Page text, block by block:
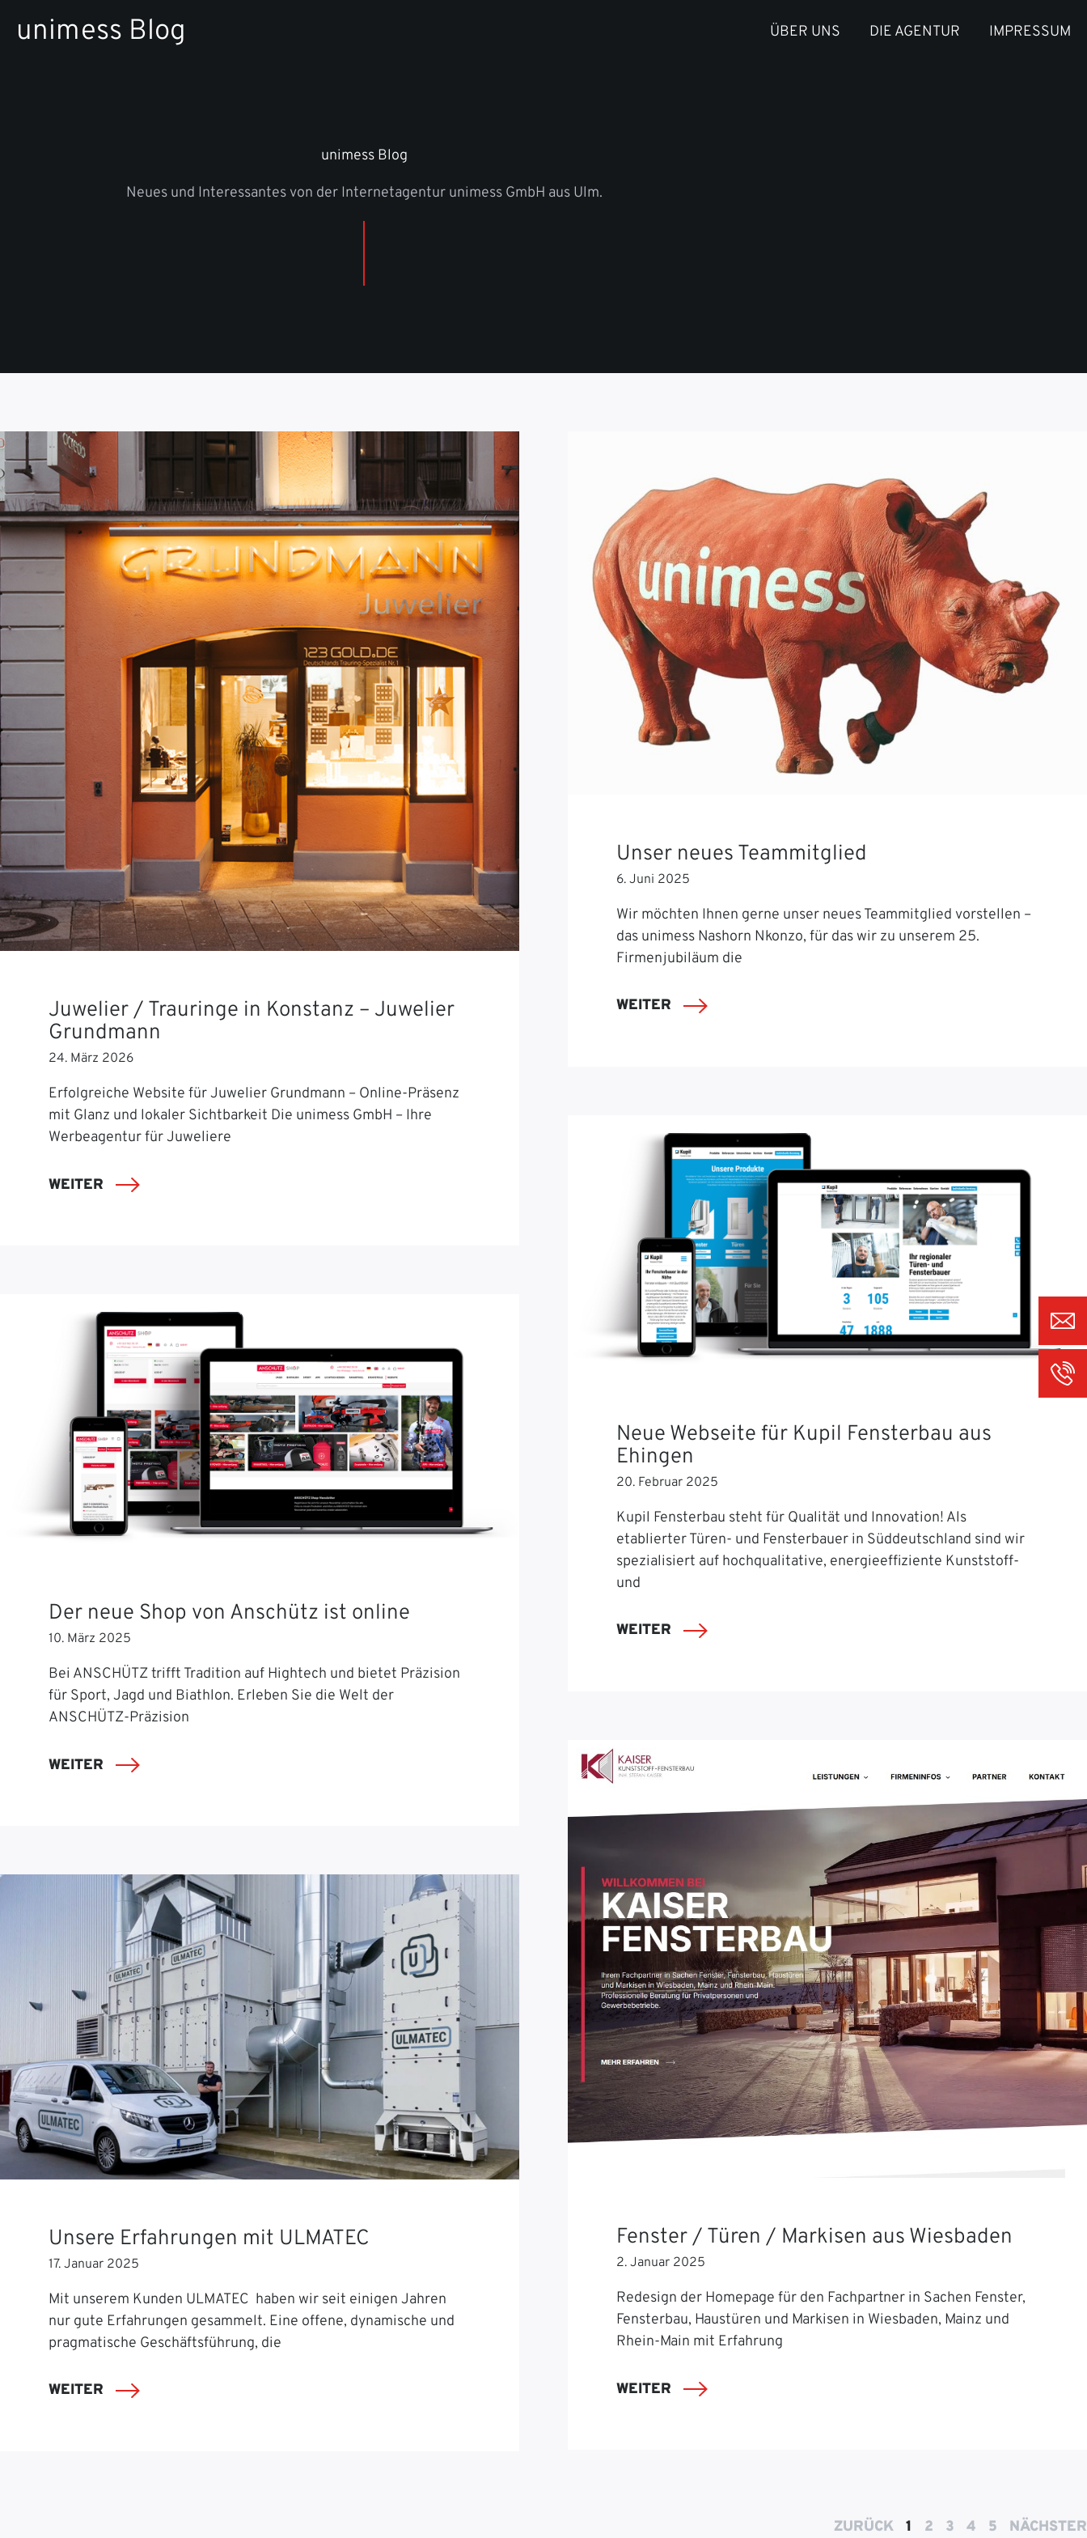
Inhaltunimess Blog ÜBER UNS DIE AGENTUR IMPRESSUM
unimess Blog
Neues und Interessantes von der Internetagentur unimess GmbH aus Ulm.
Juwelier / Trauringe in Konstanz – Juwelier
Grundmann
24. März 2026
Erfolgreiche Website für Juwelier Grundmann – Online-Präsenz
mit Glanz und lokaler Sichtbarkeit Die unimess GmbH – Ihre
Werbeagentur für Juweliere
WEITER
Unser neues Teammitglied
6. Juni 2025
Wir möchten Ihnen gerne unser neues Teammitglied vorstellen –
das unimess Nashorn Nkonzo, für das wir zu unserem 25.
Firmenjubiläum die
WEITER
Der neue Shop von Anschütz ist online
10. März 2025
Bei ANSCHÜTZ trifft Tradition auf Hightech und bietet Präzision
für Sport, Jagd und Biathlon. Erleben Sie die Welt der
ANSCHÜTZ-Präzision
WEITER
Neue Webseite für Kupil Fensterbau aus
Ehingen
20. Februar 2025
Kupil Fensterbau steht für Qualität und Innovation! Als
etablierter Türen- und Fensterbauer in Süddeutschland sind wir
spezialisiert auf hochqualitative, energieeffiziente Kunststoff-
und
WEITER
Unsere Erfahrungen mit ULMATEC
17. Januar 2025
Mit unserem Kunden ULMATEC haben wir seit einigen Jahren
nur gute Erfahrungen gesammelt. Eine offene, dynamische und
pragmatische Geschäftsführung, die
WEITER
Fenster / Türen / Markisen aus Wiesbaden
2. Januar 2025
Redesign der Homepage für den Fachpartner in Sachen Fenster,
Fensterbau, Haustüren und Markisen in Wiesbaden, Mainz und
Rhein-Main mit Erfahrung
WEITER
ZURÜCK 1 2 3 4 5 NÄCHSTER